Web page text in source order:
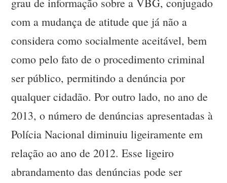
grau de informação sobre a VBG, conjugado
com a mudança de atitude que já não a
considera como socialmente aceitável, bem
como pelo fato de o procedimento criminal
ser público, permitindo a denúncia por
qualquer cidadão. Por outro lado, no ano de
2013, o número de denúncias apresentadas à
Polícia Nacional diminuiu ligeiramente em
relação ao ano de 2012. Esse ligeiro
abrandamento das denúncias pode ser